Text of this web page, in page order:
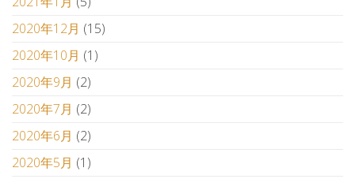
2020年12月 (15)
2020年10月 (1)
2020年9月 (2)
2020年7月 (2)
2020年6月 (2)
2020年5月 (1)